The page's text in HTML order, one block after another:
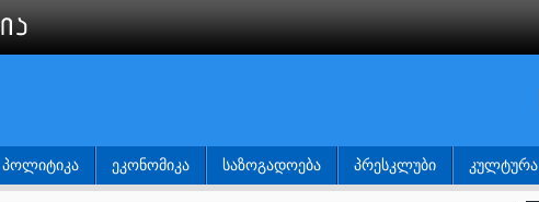
ᲞᲝᲚᲘᲢᲘᲙᲐ ᲔᲙᲝᲜᲝᲛᲘᲙᲐ ᲡᲐᲖᲝᲒᲐᲓᲝᲔᲑᲐ ᲞᲠᲔᲡᲙᲚᲣᲑᲘ ᲙᲣᲚᲢᲣᲠᲐ